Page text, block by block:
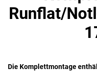
Runflat/
Die Komplettmontage